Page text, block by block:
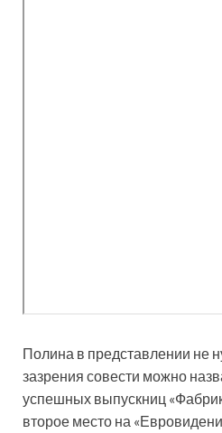
Полина в представлении не
зазрения совести можно
успешных выпускниц
второе место на